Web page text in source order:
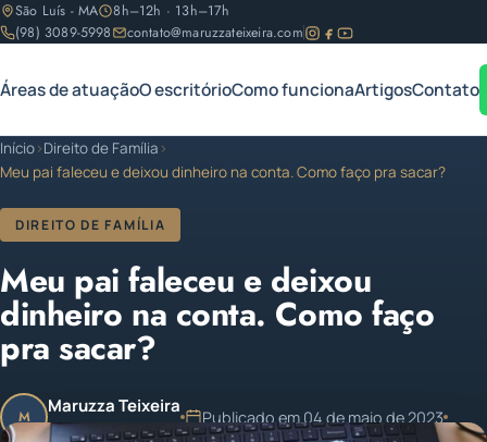
São Luís - MA
8h–12h · 13h–17h
(98) 3089-5998
contato@maruzzateixeira.com
Áreas de atuaçãoO escritórioComo funcionaArtigosContato
Início›Direito de Família ›
Meu pai faleceu e deixou dinheiro na conta. Como faço pra sacar?
DIREITO DE FAMÍLIA
Meu pai faleceu e deixou
dinheiro na conta. Como faço
pra sacar?
M Maruzza Teixeira
OAB/MA 11.810
Publicado em 04 de maio de 2023